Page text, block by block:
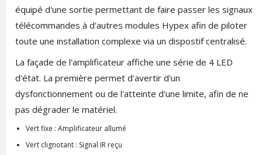
équipé d'une sortie permettant de faire passer les signaux
télécommandes à d'autres modules Hypex afin de piloter
toute une installation complexe via un dispostif centralisé.
La façade de l'amplificateur affiche une série de 4 LED
d'état. La première permet d'avertir d'un
dysfonctionnement ou de l'atteinte d'une limite, afin de ne
pas dégrader le matériel.
Vert fixe : Amplificateur allumé
Vert clignotant : Signal IR reçu